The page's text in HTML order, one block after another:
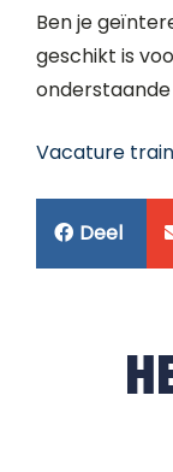
Ben je
geschikt is
onderstaande
Vacature
Deel